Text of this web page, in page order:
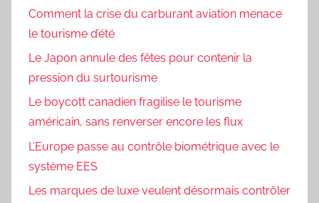
Comment la crise du carburant aviation menace
le tourisme d’été
Le Japon annule des fêtes pour contenir la
pression du surtourisme
Le boycott canadien fragilise le tourisme
américain, sans renverser encore les flux
L’Europe passe au contrôle biométrique avec le
système EES
Les marques de luxe veulent désormais contrôler